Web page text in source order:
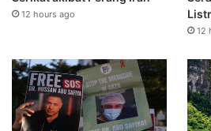
12 hours ago
12